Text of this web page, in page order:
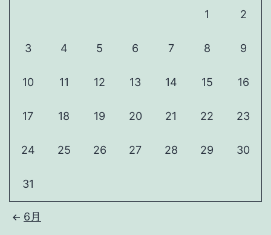
1 2
3 4 5 6 7 8 9
10 11 12 13 14 15 16
17 18 19 20 21 22 23
24 25 26 27 28 29 30
31
6月